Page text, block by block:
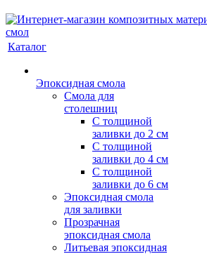
Каталог
Эпоксидная смола
Смола для
столешниц
С толщиной
заливки до 2 см
С толщиной
заливки до 4 см
С толщиной
заливки до 6 см
Эпоксидная смола
для заливки
Прозрачная
эпоксидная смола
Литьевая эпоксидная